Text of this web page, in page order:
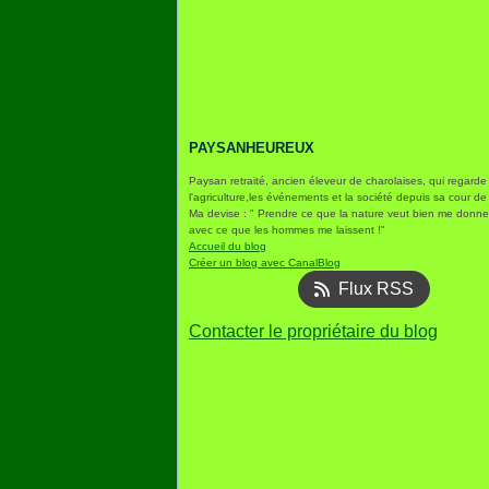
PAYSANHEUREUX
Paysan retraité, ancien éleveur de charolaises, qui regarde
l'agriculture,les événements et la société depuis sa cour de
Ma devise : " Prendre ce que la nature veut bien me
avec ce que les hommes me laissent !"
Accueil du blog
Créer un blog avec CanalBlog
Flux RSS
Contacter le propriétaire du blog